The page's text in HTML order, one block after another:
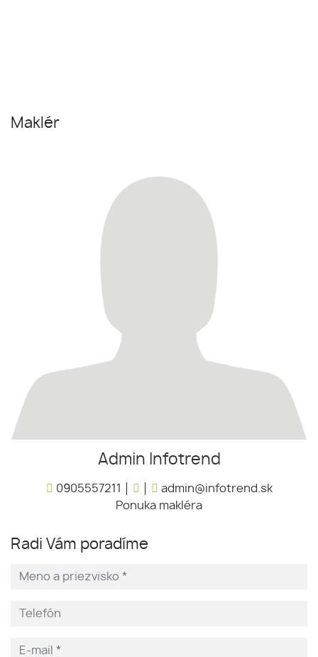
Maklér
Admin Infotrend
0905557211
admin@infotrend.sk
Ponuka makléra
Radi Vám poradíme